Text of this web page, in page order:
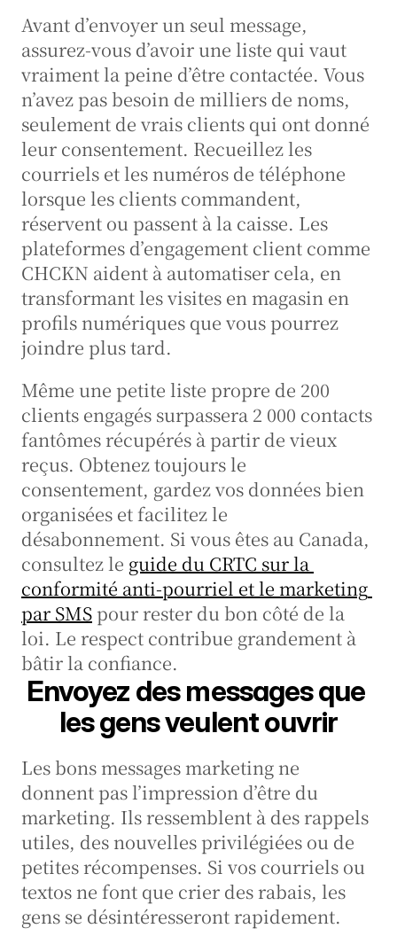
Avant d’envoyer un seul message,
assurez-vous d’avoir une liste qui vaut
vraiment la peine d’être contactée. Vous
n’avez pas besoin de milliers de noms,
seulement de vrais clients qui ont donné
leur consentement. Recueillez les
courriels et les numéros de téléphone
lorsque les clients commandent,
réservent ou passent à la caisse. Les
plateformes d’engagement client comme
CHCKN aident à automatiser cela, en
transformant les visites en magasin en
profils numériques que vous pourrez
joindre plus tard.
Même une petite liste propre de 200
clients engagés surpassera 2 000 contacts
fantômes récupérés à partir de vieux
reçus. Obtenez toujours le
consentement, gardez vos données bien
organisées et facilitez le
désabonnement. Si vous êtes au Canada,
consultez le guide du CRTC sur la
conformité anti-pourriel et le marketing
par SMS pour rester du bon côté de la
loi. Le respect contribue grandement à
bâtir la confiance.
Envoyez des messages que
les gens veulent ouvrir
Les bons messages marketing ne
donnent pas l’impression d’être du
marketing. Ils ressemblent à des rappels
utiles, des nouvelles privilégiées ou de
petites récompenses. Si vos courriels ou
textos ne font que crier des rabais, les
gens se désintéresseront rapidement.